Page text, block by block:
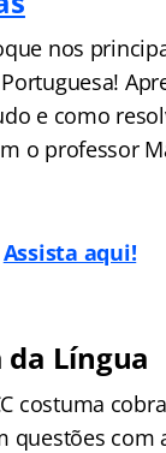
nos
e como
o professor
Assista aqui!
da Língua
costuma
questões com